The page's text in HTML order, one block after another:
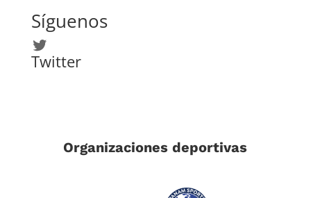
Síguenos
Twitter
Twitter
Organizaciones deportivas